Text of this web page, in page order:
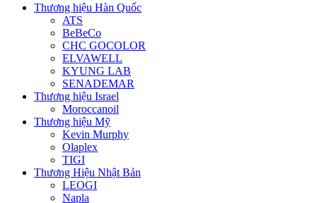
Thương hiệu Hàn Quốc
ATS
BeBeCo
CHC GOCOLOR
ELVAWELL
KYUNG LAB
SENADEMAR
Thương hiệu Israel
Moroccanoil
Thương hiệu Mỹ
Kevin Murphy
Olaplex
TIGI
Thương Hiệu Nhật Bản
LEOGI
Napla